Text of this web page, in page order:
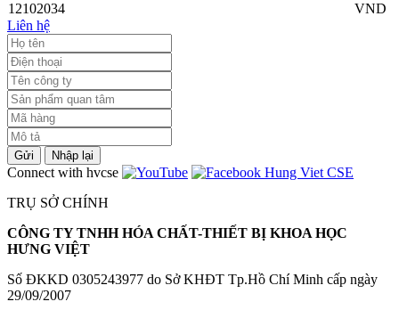
12102034
VND
Liên hệ
Gửi Nhập lại
Connect with hvcse
TRỤ SỞ CHÍNH
CÔNG TY TNHH HÓA CHẤT-THIẾT BỊ KHOA HỌC
HƯNG VIỆT
Số ĐKKD 0305243977 do Sở KHĐT Tp.Hồ Chí Minh cấp ngày
29/09/2007